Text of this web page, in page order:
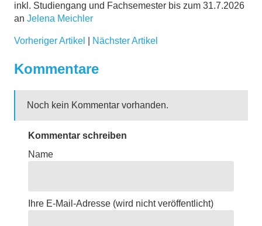
inkl. Studiengang und Fachsemester bis zum 31.7.2026
an ­Jelena Meichler
Vorheriger Artikel Nächster Artikel
Kommentare
Noch kein Kommentar vorhanden.
Kommentar schreiben
Name
Ihre E-Mail-Adresse (wird nicht veröffentlicht)